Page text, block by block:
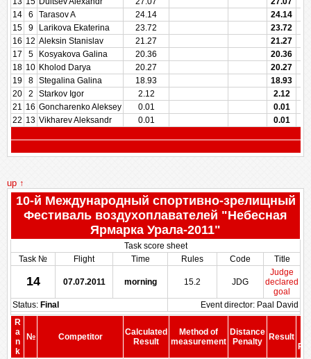
14
6 Tarasov A 24.14
24.14
15
9 Larikova Ekaterina 23.72
23.72
16 12 Aleksin Stanislav 21.27
21.27
17
5 Kosyakova Galina 20.36
20.36
18 10 Kholod Darya 20.27
20.27
19
8 Stegalina Galina 18.93
18.93
20
2 Starkov Igor 2.12
2.12
21 16 Goncharenko Aleksey 0.01
0.01
22 13 Vikharev Aleksandr 0.01 0.01
up ↑
10-й Международный спортивно-зрелищный
Фестиваль воздухоплавателей "Небесная
Ярмарка Урала-2011"
Task score sheet
Task №
Flight Time Rules Code Title
14 07.07.2011 morning 15.2 JDG
Judge
declared
goal
Status: Final
Event director: Paal David
R
a
n
k
№ Competitor
Calculated
Result
Method of
measurement
Distance
Penalty
Result